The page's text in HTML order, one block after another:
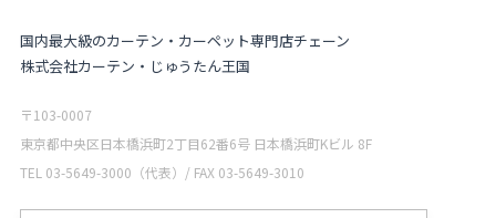
国内最大級のカーテン・カーペット専門店チェーン
株式会社カーテン・じゅうたん王国
〒103-0007
東京都中央区日本橋浜町2丁目62番6号 日本橋浜町Kビル 8F
TEL 03-5649-3000（代表）/ FAX 03-5649-3010